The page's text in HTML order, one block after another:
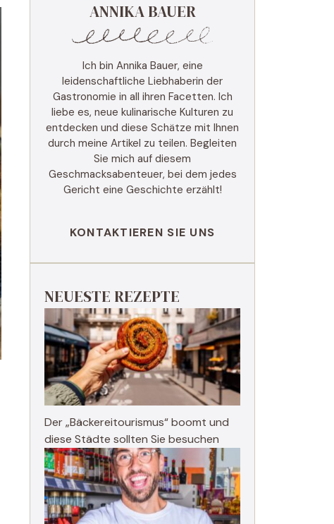
ANNIKA BAUER
Ich bin Annika Bauer, eine
leidenschaftliche Liebhaberin der
Gastronomie in all ihren Facetten. Ich
liebe es, neue kulinarische Kulturen zu
entdecken und diese Schätze mit Ihnen
durch meine Artikel zu teilen. Begleiten
Sie mich auf diesem
Geschmacksabenteuer, bei dem jedes
Gericht eine Geschichte erzählt!
KONTAKTIEREN SIE UNS
NEUESTE REZEPTE
Der „Bäckereitourismus“ boomt und
diese Städte sollten Sie besuchen